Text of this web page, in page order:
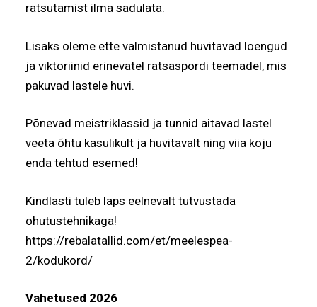
ratsutamist ilma sadulata.
Lisaks oleme ette valmistanud huvitavad loengud
ja viktoriinid erinevatel ratsaspordi teemadel, mis
pakuvad lastele huvi.
Põnevad meistriklassid ja tunnid aitavad lastel
veeta õhtu kasulikult ja huvitavalt ning viia koju
enda tehtud esemed!
Kindlasti tuleb laps eelnevalt tutvustada
ohutustehnikaga!
https://rebalatallid.com/et/meelespea-
2/kodukord/
Vahetused 2026